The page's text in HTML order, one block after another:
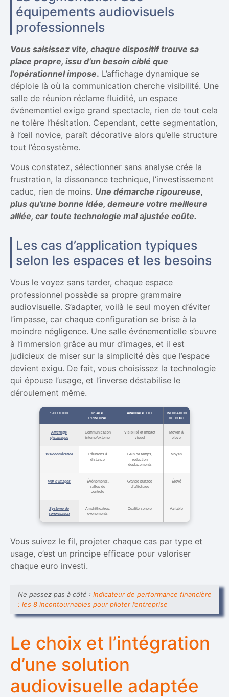
équipements audiovisuels
professionnels
Vous saisissez vite, chaque dispositif trouve sa
place propre, issu d’un besoin ciblé que
l’opérationnel impose. L’affichage dynamique se
déploie là où la communication cherche visibilité. Une
salle de réunion réclame fluidité, un espace
événementiel exige grand spectacle, rien de tout cela
ne tolère l’hésitation. Cependant, cette segmentation,
à l’œil novice, paraît décorative alors qu’elle structure
tout l’écosystème.
Vous constatez, sélectionner sans analyse crée la
frustration, la dissonance technique, l’investissement
caduc, rien de moins. Une démarche rigoureuse,
plus qu’une bonne idée, demeure votre meilleure
alliée, car toute technologie mal ajustée coûte.
Les cas d’application typiques
selon les espaces et les besoins
Vous le voyez sans tarder, chaque espace
professionnel possède sa propre grammaire
audiovisuelle. S’adapter, voilà le seul moyen d’éviter
l’impasse, car chaque configuration se brise à la
moindre négligence. Une salle événementielle s’ouvre
à l’immersion grâce au mur d’images, et il est
judicieux de miser sur la simplicité dès que l’espace
devient exigu. De fait, vous choisissez la technologie
qui épouse l’usage, et l’inverse déstabilise le
déroulement même.
SOLUTION
USAGE
PRINCIPAL
AVANTAGE CLÉ
INDICATION
DE COÛT
Affichage
dynamique
Communication
interne/externe
Visibilité et impact
visuel
Moyen à
élevé
Visioconférence
Réunions à
distance
Gain de temps,
réduction
déplacements
Moyen
Mur d’images
Événements,
salles de
contrôle
Grande surface
d’affichage
Élevé
Système de
sonorisation
Amphithéâtres,
événements
Qualité sonore Variable
Vous suivez le fil, projeter chaque cas par type et
usage, c’est un principe efficace pour valoriser
chaque euro investi.
Ne passez pas à côté : Indicateur de performance financière
: les 8 incontournables pour piloter l’entreprise
Le choix et l’intégration
d’une solution
audiovisuelle adaptée